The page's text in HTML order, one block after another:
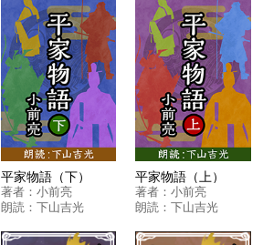
平家物語（下）
著者： 小前亮
朗読： 下山吉光
平家物語（上）
著者：小前亮
朗読：下山吉光